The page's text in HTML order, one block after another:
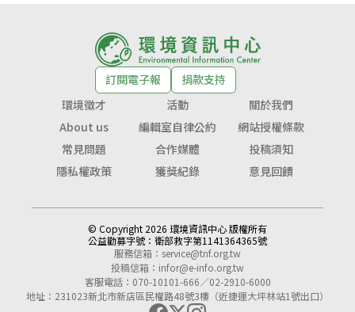
訂閱電子報
捐款支持
環境徵才
活動
關於我們
About us
編輯室自律公約
網站授權條款
常見問題
合作媒體
投稿須知
隱私權政策
獲獎紀錄 意見回饋
© Copyright 2026 環境資訊中心 版權所有
公益勸募字號： 衛部救字第1141364365號
服務信箱： service@tnf.org.tw
投稿信箱： infor@e-info.org.tw
客服電話：070-10101-666／02-2910-6000
地址：231023新北市新店區民權路48號3樓（近捷運大坪林站1號出口）